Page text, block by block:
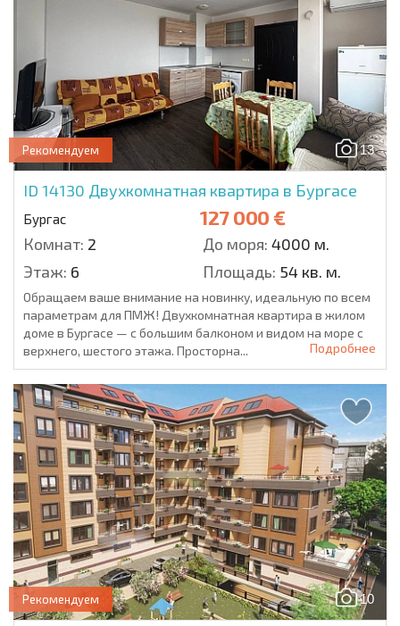
13
Рекомендуем
ID 14130 Двухкомнатная квартира в Бургасе
Бургас 127 000 €
Комнат: 2 До моря: 4000 м.
Этаж: 6 Площадь: 54 кв. м.
Обращаем ваше внимание на новинку, идеальную по всем
параметрам для ПМЖ! Двухкомнатная квартира в жилом
доме в Бургасе — с большим балконом и видом на море с
верхнего, шестого этажа. Просторна...
Подробнее
10
Рекомендуем